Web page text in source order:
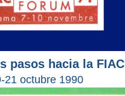
pasos hacia la FIAC
21 octubre 1990